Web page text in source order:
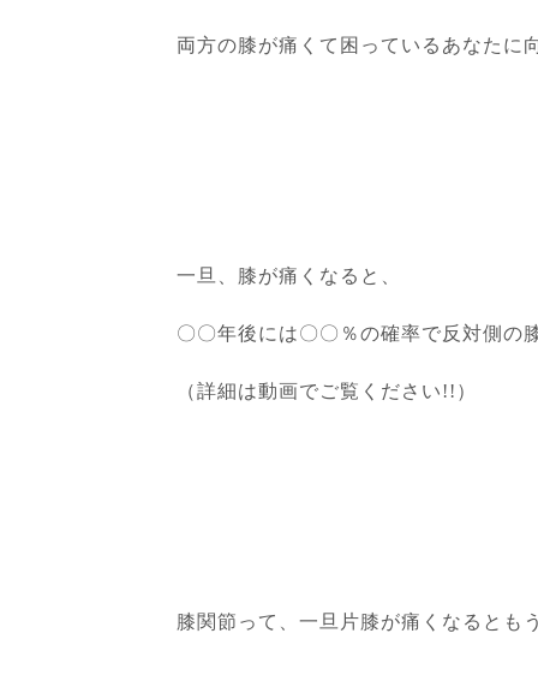
両方の膝が痛くて困っているあなたに
一旦、膝が痛くなると、
〇〇年後には〇〇％の確率で反対側の
（詳細は動画でご覧ください!!）
膝関節って、一旦片膝が痛くなるとも